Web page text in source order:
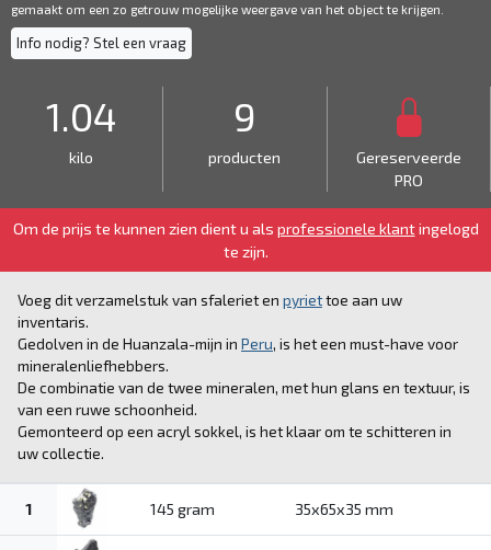
gemaakt om een ​​zo getrouw mogelijke weergave van het object te krijgen.
Info nodig? Stel een vraag
1.04
kilo
9
producten
Gereserveerde
PRO
Om de prijs te kunnen zien dient u als professionele klantingelogd
te zijn.
Voeg dit verzamelstuk van sfaleriet en pyriettoe aan uw
inventaris.
Gedolven in de Huanzala-mijn in Peru, is het een must-have voor
mineralenliefhebbers.
De combinatie van de twee mineralen, met hun glans en textuur, is
van een ruwe schoonheid.
Gemonteerd op een acryl sokkel, is het klaar om te schitteren in
uw collectie.
1 145 gram 35x65x35 mm